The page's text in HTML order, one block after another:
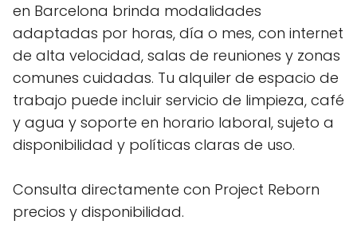
en Barcelona brinda modalidades
adaptadas por horas, día o mes, con internet
de alta velocidad, salas de reuniones y zonas
comunes cuidadas. Tu alquiler de espacio de
trabajo puede incluir servicio de limpieza, café
y agua y soporte en horario laboral, sujeto a
disponibilidad y políticas claras de uso.
Consulta directamente con Project Reborn
precios y disponibilidad.